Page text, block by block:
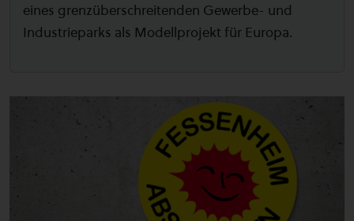
eines grenzüberschreitenden Gewerbe- und
Industrieparks als Modellprojekt für Europa.